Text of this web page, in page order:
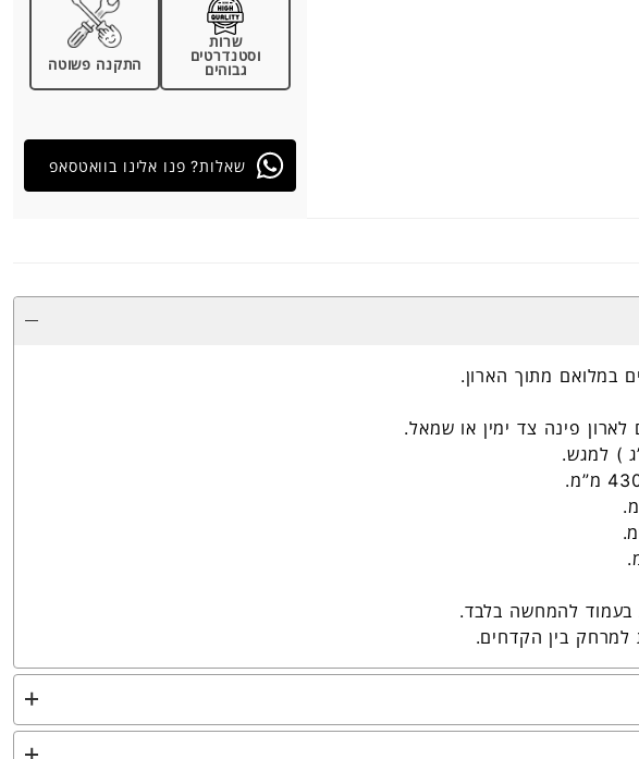
שרות
וסטנדרטים
גבוהים
התקנה פשוטה
שאלות? פנו אלינו בוואטסאפ
במלואם מתוך הארון.
פינה צד ימין או שמאל.
בעמוד להמחשה בלבד.
למרחק בין הקדחים.